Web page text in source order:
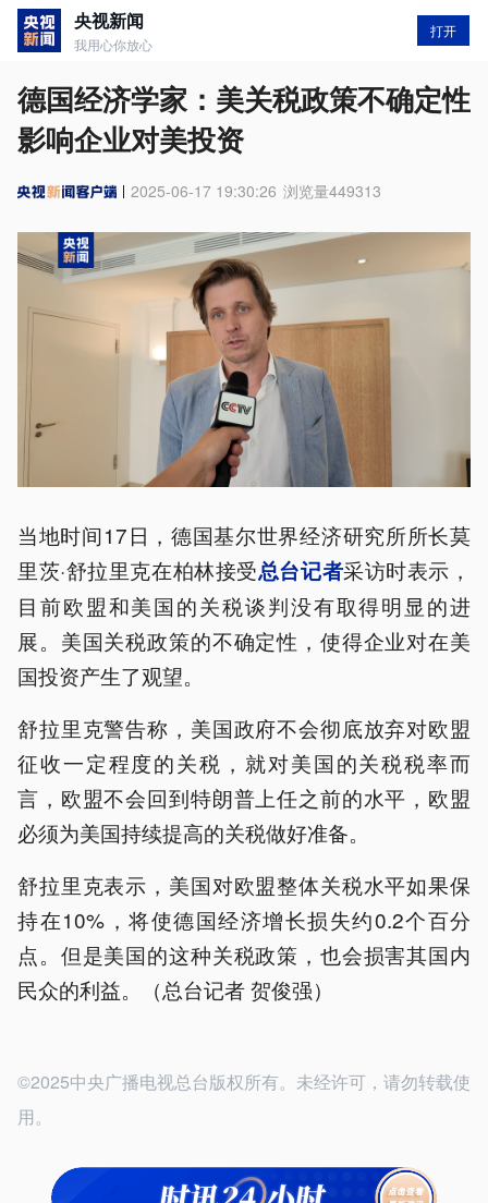
央视新闻
我用心你放心
打开
德国经济学家：美关税政策不确定性
影响企业对美投资
2025-06-17 19:30:26 浏览量449313
当地时间17日，德国基尔世界经济研究所所长莫
里茨·舒拉里克在柏林接受总台记者采访时表示，
目前欧盟和美国的关税谈判没有取得明显的进
展。美国关税政策的不确定性，使得企业对在美
国投资产生了观望。
舒拉里克警告称，美国政府不会彻底放弃对欧盟
征收一定程度的关税，就对美国的关税税率而
言，欧盟不会回到特朗普上任之前的水平，欧盟
必须为美国持续提高的关税做好准备。
舒拉里克表示，美国对欧盟整体关税水平如果保
持在10%，将使德国经济增长损失约0.2个百分
点。但是美国的这种关税政策，也会损害其国内
民众的利益。（总台记者 贺俊强）
©2025中央广播电视总台版权所有。未经许可，请勿转载使
用。